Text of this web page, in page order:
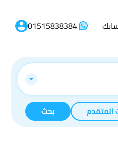
01515838384
المتقدم بحث